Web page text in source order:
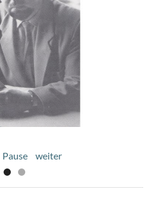
Pause weiter